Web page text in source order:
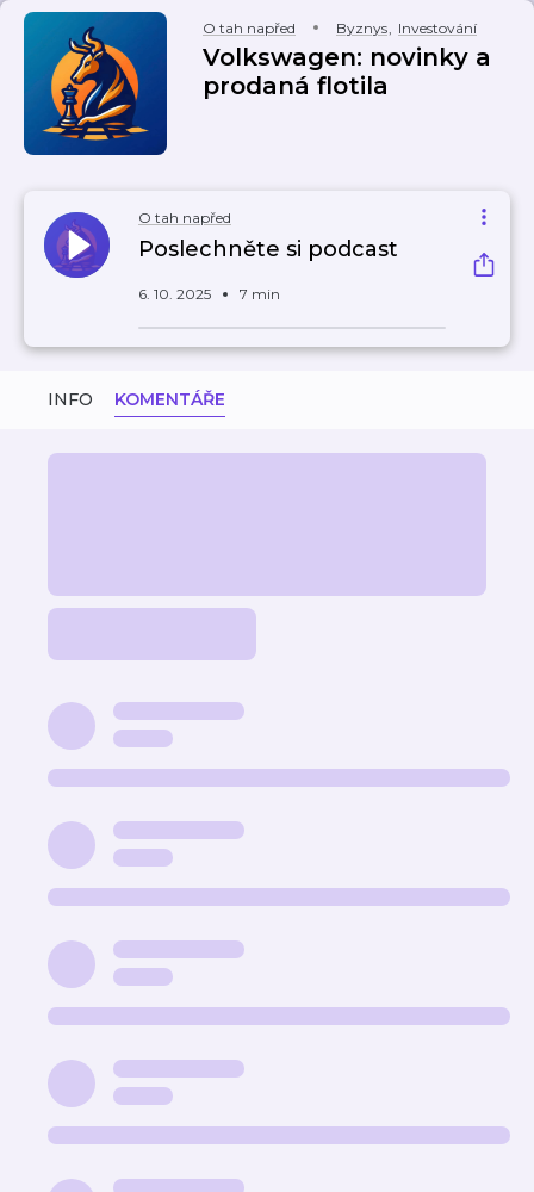
O tah napřed Byznys, Investování
Volkswagen: novinky a
prodaná flotila
O tah napřed
Poslechněte si podcast
6. 10. 2025 7 min
INFO KOMENTÁŘE